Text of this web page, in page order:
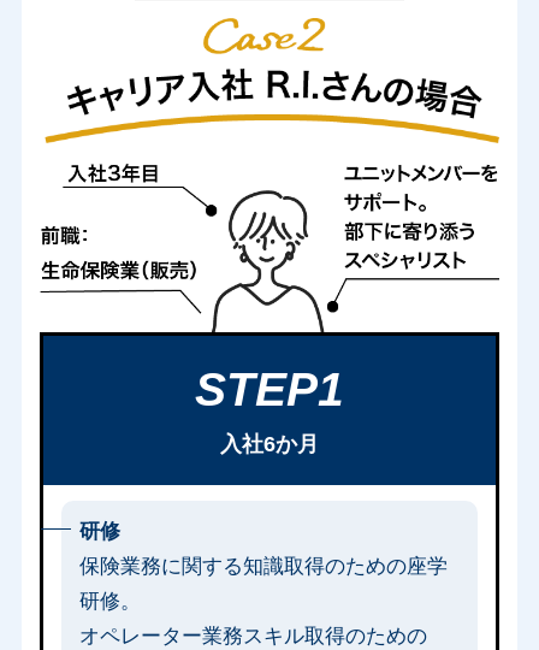
STEP1
入社6か月
研修
保険業務に関する知識取得のための座学
研修。
オペレーター業務スキル取得のための